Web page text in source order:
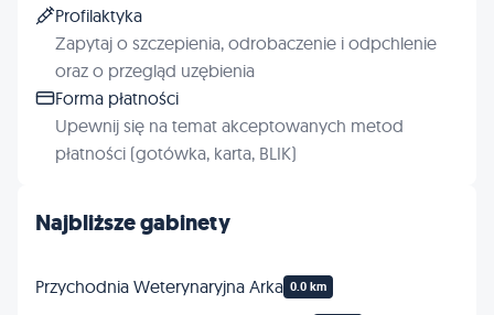
Najbliższe gabinety
Przychodnia Weterynaryjna Arka 0.0 km
Profilaktyka
Zapytaj o szczepienia, odrobaczenie i odpchlenie
oraz o przegląd uzębienia
Forma płatności
Upewnij się na temat akceptowanych metod
płatności (gotówka, karta, BLIK)